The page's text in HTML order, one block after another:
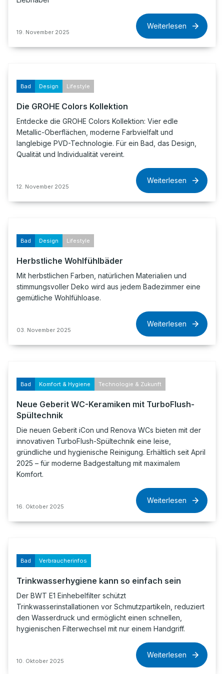
19. November 2025
Weiterlesen
Bad Design Lifestyle
Die GROHE Colors Kollektion
Entdecke die GROHE Colors Kollektion: Vier edle
Metallic-Oberflächen, moderne Farbvielfalt und
langlebige PVD-Technologie. Für ein Bad, das Design,
Qualität und Individualität vereint.
12. November 2025
Weiterlesen
Bad Design Lifestyle
Herbstliche Wohlfühlbäder
Mit herbstlichen Farben, natürlichen Materialien und
stimmungsvoller Deko wird aus jedem Badezimmer eine
gemütliche Wohlfühloase.
03. November 2025
Weiterlesen
Bad Komfort & Hygiene Technologie & Zukunft
Neue Geberit WC-Keramiken mit TurboFlush-
Spültechnik
Die neuen Geberit iCon und Renova WCs bieten mit der
innovativen TurboFlush-Spültechnik eine leise,
gründliche und hygienische Reinigung. Erhältlich seit April
2025 – für moderne Badgestaltung mit maximalem
Komfort.
16. Oktober 2025
Weiterlesen
Bad Verbraucherinfos
Trinkwasserhygiene kann so einfach sein
Der BWT E1 Einhebelfilter schützt
Trinkwasserinstallationen vor Schmutzpartikeln, reduziert
den Wasserdruck und ermöglicht einen schnellen,
hygienischen Filterwechsel mit nur einem Handgriff.
10. Oktober 2025
Weiterlesen